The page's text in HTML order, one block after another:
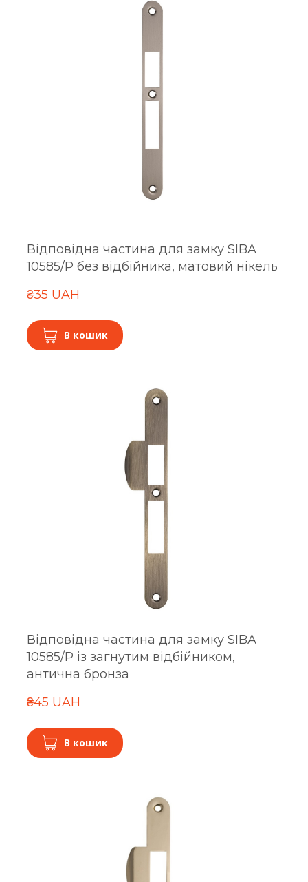
Відповідна частина для замку SIBA
10585/P без відбійника, матовий нікель
₴35 UAH
В кошик
Відповідна частина для замку SIBA
10585/P із загнутим відбійником,
антична бронза
₴45 UAH
В кошик